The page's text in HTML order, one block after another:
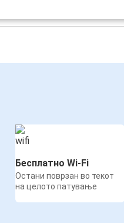
Бесплатно Wi-Fi
Остани поврзан во текот
на целото патување